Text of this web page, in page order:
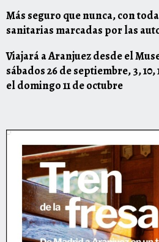
Más seguro que nunca, con
sanitarias marcadas por las
Viajará a Aranjuez desde el
sábados 26 de septiembre, 3, 10,
el domingo 11 de octubre